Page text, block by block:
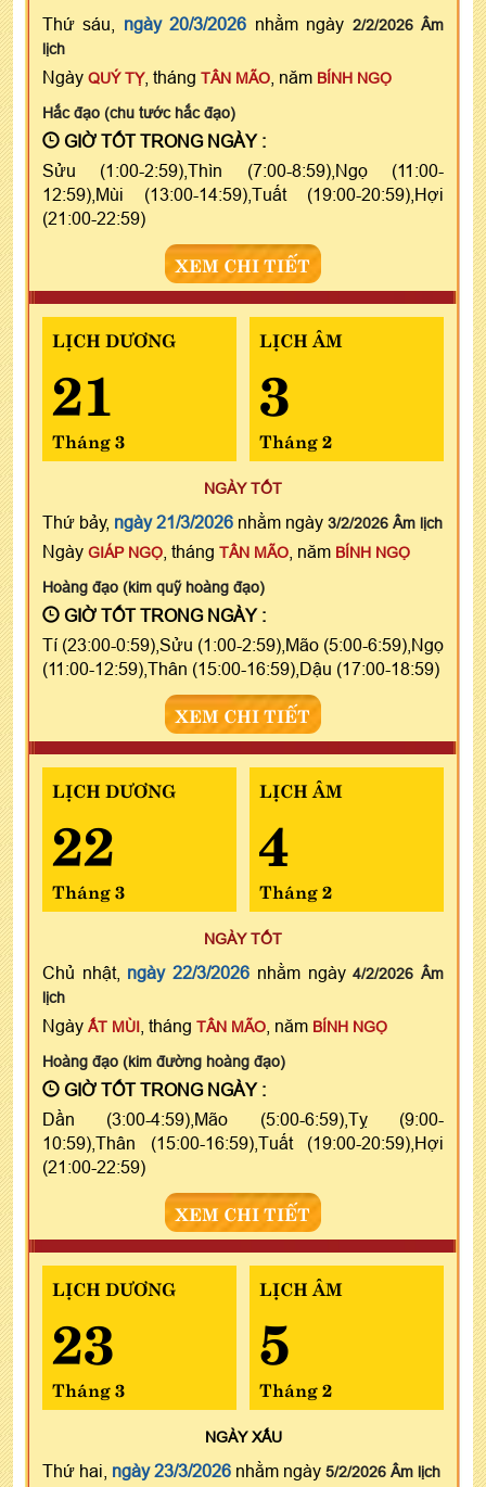
Thứ sáu, ngày 20/3/2026 nhằm ngày 2/2/2026 Âm
lịch
Ngày QUÝ TỴ, tháng TÂN MÃO , năm BÍNH NGỌ
Hắc đạo (chu tước hắc đạo)
GIỜ TỐT TRONG NGÀY :
Sửu (1:00-2:59),Thìn (7:00-8:59),Ngọ (11:00-
12:59),Mùi (13:00-14:59),Tuất (19:00-20:59),Hợi
(21:00-22:59)
XEM CHI TIẾT
LỊCH DƯƠNG
21
Tháng 3
LỊCH ÂM
3
Tháng 2
NGÀY TỐT
Thứ bảy, ngày 21/3/2026 nhằm ngày 3/2/2026 Âm lịch
Ngày GIÁP NGỌ , tháng TÂN MÃO , năm BÍNH NGỌ
Hoàng đạo (kim quỹ hoàng đạo)
GIỜ TỐT TRONG NGÀY :
Tí (23:00-0:59),Sửu (1:00-2:59),Mão (5:00-6:59),Ngọ
(11:00-12:59),Thân (15:00-16:59),Dậu (17:00-18:59)
XEM CHI TIẾT
LỊCH DƯƠNG
22
Tháng 3
LỊCH ÂM
4
Tháng 2
NGÀY TỐT
Chủ nhật, ngày 22/3/2026 nhằm ngày4/2/2026 Âm
lịch
Ngày ẤT MÙI , tháng TÂN MÃO , năm BÍNH NGỌ
Hoàng đạo (kim đường hoàng đạo)
GIỜ TỐT TRONG NGÀY :
Dần (3:00-4:59),Mão (5:00-6:59),Tỵ (9:00-
10:59),Thân (15:00-16:59),Tuất (19:00-20:59),Hợi
(21:00-22:59)
XEM CHI TIẾT
LỊCH DƯƠNG
23
Tháng 3
LỊCH ÂM
5
Tháng 2
NGÀYXẤU
Thứ hai, ngày 23/3/2026 nhằm ngày 5/2/2026 Âm lịch